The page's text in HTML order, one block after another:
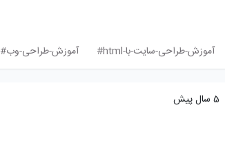
آموزش-طراحی-سایت-با-html# آموزش-طراحی-وب#
5 سال پیش